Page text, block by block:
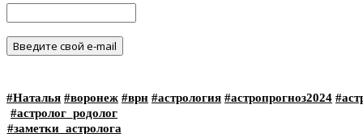
#Наталья #воронеж #врн #астрология #астропрогноз2024
#астролог_родолог
#заметки_астролога